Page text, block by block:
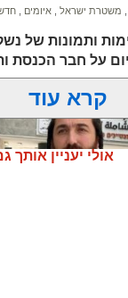
משטרת ישראל איומים
ותמונות של
על חבר הכנסת
קרא עוד
אולי יעניין אותך